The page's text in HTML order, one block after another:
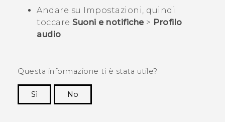
Andare su Impostazioni, quindi
toccare Suoni e notifiche> Profilo
audio.
Questa informazione ti è stata utile?
Sì
No